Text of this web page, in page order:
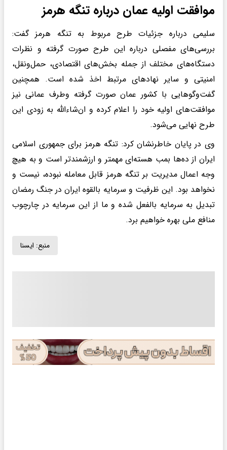
موافقت اولیه عمان درباره تنگه هرمز
سلیمی درباره جزئیات طرح مربوط به تنگه هرمز گفت:
بررسی‌های مفصلی درباره این طرح صورت گرفته و نظرات
دستگاه‌های مختلف از جمله بخش‌های اقتصادی، حمل‌ونقل،
امنیتی و سایر نهادهای مرتبط اخذ شده است. همچنین
گفت‌وگوهایی با کشور عمان صورت گرفته وطرف عمانی نیز
موافقت‌های اولیه خود را اعلام کرده و ان‌شاءالله به زودی این
طرح نهایی می‌شود.
وی در پایان خاطرنشان کرد: تنگه هرمز برای جمهوری اسلامی
ایران از ده‌ها بمب هسته‌ای مهمتر و ارزشمندتر است و به هیچ
وجه اعمال مدیریت بر تنگه هرمز قابل معامله نبوده، نیست و
نخواهد بود. این ظرفیت و سرمایه بالقوه ایران در جنگ رمضان
تبدیل به سرمایه بالفعل شده و ما از این سرمایه در چارچوب
منافع ملی بهره خواهیم برد.
منبع: ايسنا